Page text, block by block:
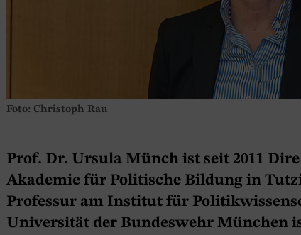
Foto: Christoph Rau
Prof. Dr. Ursula Münch ist seit 2011
Akademie für Politische Bildung in
Professur am Institut für
Universität der Bundeswehr München